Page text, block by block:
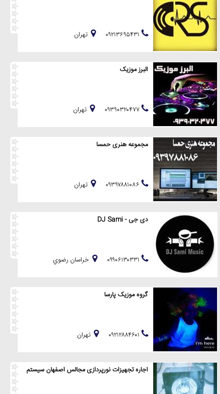
تهران
البرز موزیک
تهران
مجموعه هنری حمسا
تهران
دی جی - DJ Sami
خراسان رضوي
گروه موزیک پارسا
تهران
اجاره تجهیزات نورپردازی مجالس اصفهان سیستم